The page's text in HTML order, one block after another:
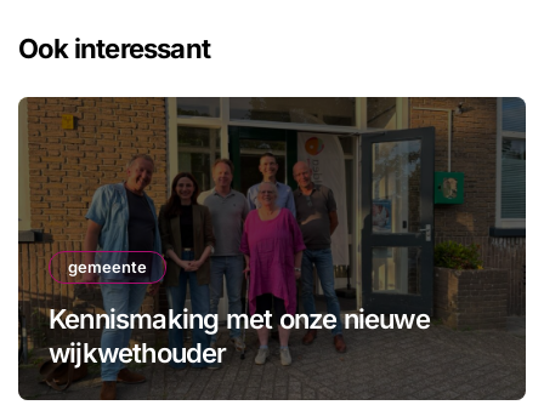
Ook interessant
gemeente
Kennismaking met onze nieuwe
wijkwethouder